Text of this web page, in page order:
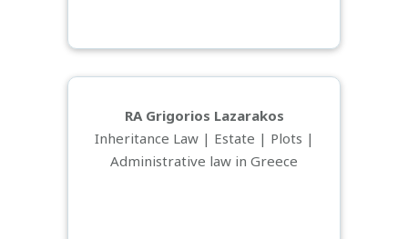
RA Grigorios Lazarakos
Inheritance Law | Estate | Plots |
Administrative law in Greece